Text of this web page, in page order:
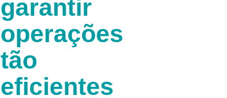
garantir
operações
tão
eficientes